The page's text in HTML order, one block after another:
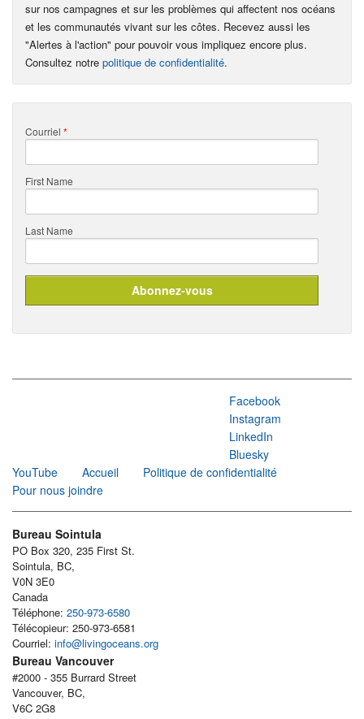
sur nos campagnes et sur les problèmes qui affectent nos océans
et les communautés vivant sur les côtes. Recevez aussi les
"Alertes à l'action" pour pouvoir vous impliquez encore plus.
Consultez notre politique de confidentialité.
Courriel *
First Name
Last Name
Facebook
Instagram
LinkedIn
Bluesky
YouTube
Accueil
Politique de confidentialité
Pour nous joindre
Bureau Sointula
PO Box 320, 235 First St.
Sointula, BC,
V0N 3E0
Canada
Téléphone: 250-973-6580
Télécopieur: 250-973-6581
Courriel: info@livingoceans.org
Bureau Vancouver
#2000 - 355 Burrard Street
Vancouver, BC,
V6C 2G8